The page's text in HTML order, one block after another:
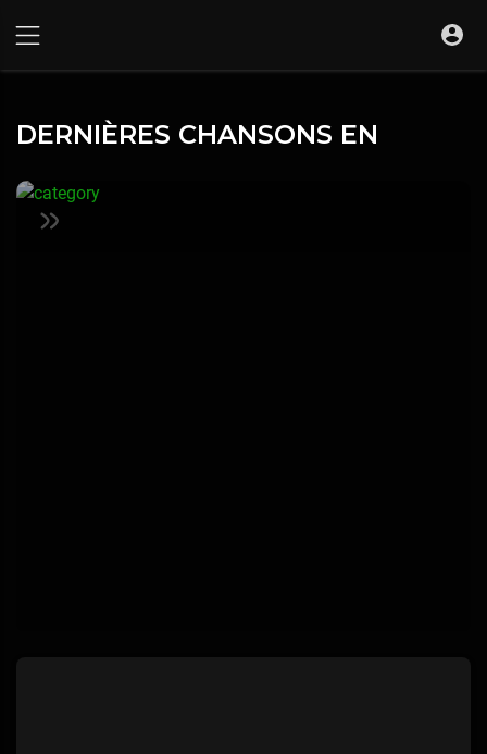
DERNIÈRES CHANSONS EN